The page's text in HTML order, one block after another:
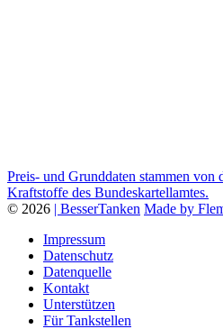
Preis- und Grunddaten stammen von
Kraftstoffe des Bundeskartellamtes.
© 2026 | BesserTanken Made by
Impressum
Datenschutz
Datenquelle
Kontakt
Unterstützen
Für Tankstellen